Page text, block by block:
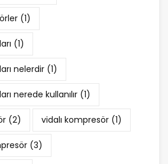
(1)
(1)
nelerdir (1)
nerede kullanılır (1)
(2) vidalı kompresör (1)
(3)